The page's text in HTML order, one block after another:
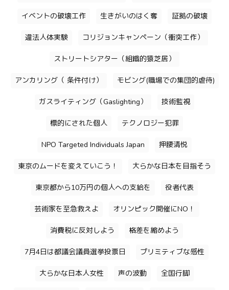
イベントの破壊工作 生きがいのはく奪 証拠の破壊
違法人体実験 コリジョンキャンペーン（衝突工作）
ストリートシアター（組織的猿芝居）
アンカリング（ 条件付け） モビング(職場での集団的虐待)
ガスライティング（Gaslighting） 技術監視
標的にされた個人 テクノロジー犯罪
NPO Targeted Individuals Japan 押腰清悦
東京のムードを変えていこう！ 大らかな日本を目指そう
東京都から10万円の個人への支給を 役者代表
芸術家を至急救えよ オリンピック開催にNO！
消費税に反対しよう 格差を縮めよう
7月4日は都議会議員選挙投票日 プリミティブな感性
大らかな日本人女性 声の波動 全国行脚